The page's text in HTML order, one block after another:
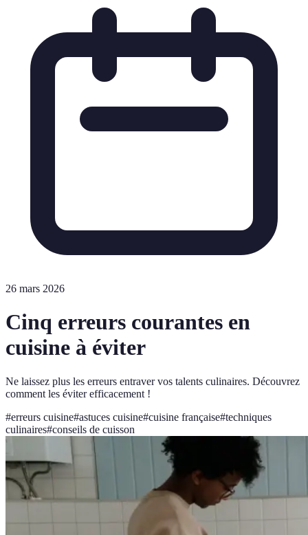
26 mars 2026
Cinq erreurs courantes en
cuisine à éviter
Ne laissez plus les erreurs entraver vos talents culinaires. Découvrez
comment les éviter efficacement !
#erreurs cuisine#astuces cuisine#cuisine française#techniques
culinaires#conseils de cuisson